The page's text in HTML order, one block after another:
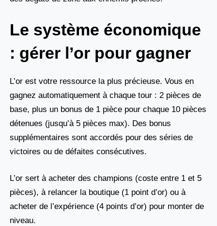
Le système économique
: gérer l’or pour gagner
L’or est votre ressource la plus précieuse. Vous en
gagnez automatiquement à chaque tour : 2 pièces de
base, plus un bonus de 1 pièce pour chaque 10 pièces
détenues (jusqu’à 5 pièces max). Des bonus
supplémentaires sont accordés pour des séries de
victoires ou de défaites consécutives.
L’or sert à acheter des champions (coste entre 1 et 5
pièces), à relancer la boutique (1 point d’or) ou à
acheter de l’expérience (4 points d’or) pour monter de
niveau.